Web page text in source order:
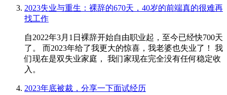
2023失业与重生：裸辞的670天，40岁的前端真的很难再
找工作
自2022年3月1日裸辞开始自由职业起，至今已经快700天
了。 而2023年给了我更大的惊喜，我老婆也失业了！ 我
们现在是双失业家庭， 我们家现在完全没有任何稳定收
入。
2023年底被裁，分享一下面试经历